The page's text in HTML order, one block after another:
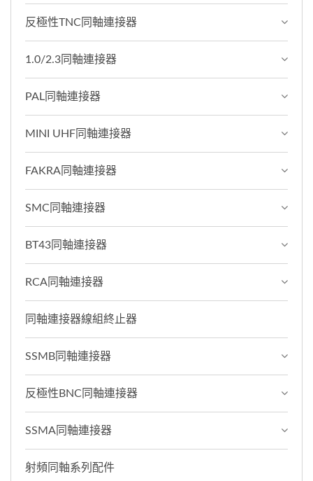
反極性TNC同軸連接器
1.0/2.3同軸連接器
PAL同軸連接器
MINI UHF同軸連接器
FAKRA同軸連接器
SMC同軸連接器
BT43同軸連接器
RCA同軸連接器
同軸連接器線組終止器
SSMB同軸連接器
反極性BNC同軸連接器
SSMA同軸連接器
射頻同軸系列配件